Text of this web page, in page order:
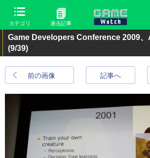
カテゴリ 過去記事
Game Developers Conference 2009、
(9/39)
前の画像 記事へ